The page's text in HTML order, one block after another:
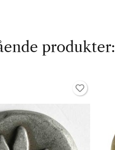
produkter: